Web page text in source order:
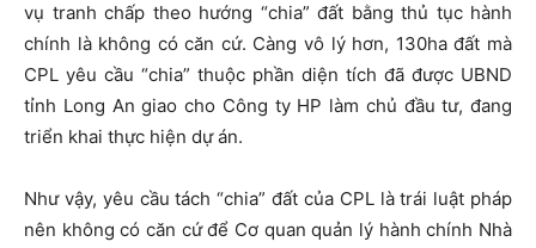
vụ tranh chấp theo hướng “chia” đất bằng thủ tục hành
chính là không có căn cứ. Càng vô lý hơn, 130ha đất mà
CPL yêu cầu “chia” thuộc phần diện tích đã được UBND
tỉnh Long An giao cho Công ty HP làm chủ đầu tư, đang
triển khai thực hiện dự án.
Như vậy, yêu cầu tách “chia” đất của CPL là trái luật pháp
nên không có căn cứ để Cơ quan quản lý hành chính Nhà